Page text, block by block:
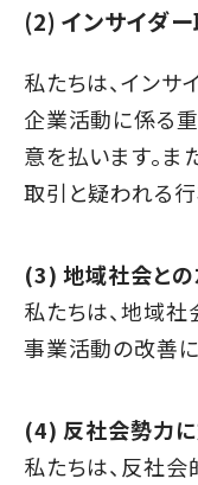
(2) インサイダ
私たちは、インサ
企業活動に係る
意を払います。ま
取引と疑われる
(3) 地域社会と
私たちは、地域
事業活動の改善に
(4) 反社会勢力
私たちは、反社